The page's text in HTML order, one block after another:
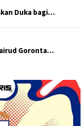
Duka bagi…
Goronta…